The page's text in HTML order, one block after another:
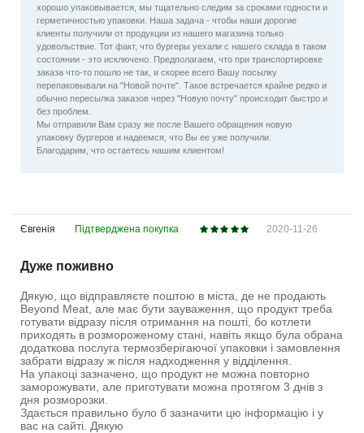
хорошо упаковывается, мы тщательно следим за сроками годности и
герметичностью упаковки. Наша задача - чтобы наши дорогие
клиенты получили от продукции из нашего магазина только
удовольствие. Тот факт, что бургеры уехали с нашего склада в таком
состоянии - это исключено. Предполагаем, что при транспортировке
заказа что-то пошло не так, и скорее всего Вашу посылку
перепаковывали на "Новой почте". Такое встречается крайне редко и
обычно пересылка заказов через "Новую почту" происходит быстро и
без проблем.
Мы отправили Вам сразу же после Вашего обращения новую
упаковку бургеров и надеемся, что Вы ее уже получили.
Благодарим, что остаетесь нашим клиентом!
Євгенія Підтверджена покупка 2020-11-26
Дуже поживно
Дякую, що відправляєте поштою в міста, де не продають
Beyond Meat, але має бути зауваження, що продукт треба
готувати відразу після отримання на пошті, бо котлети
приходять в розмороженому стані, навіть якщо була обрана
додаткова послуга термозберігаючої упаковки і замовлення
забрати відразу ж після надходження у відділення.
На упакоці зазначено, що продукт не можна повторно
заморожувати, але приготувати можна протягом 3 днів з
дня розморозки.
Здається правильно було б зазначити цю інформацію і у
вас на сайті. Дякую